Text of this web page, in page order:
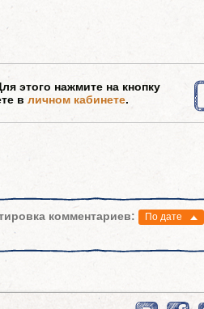
этого нажмите на кнопку
в личном кабинете.
комментариев: По дате